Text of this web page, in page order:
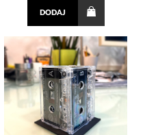
DODAJ